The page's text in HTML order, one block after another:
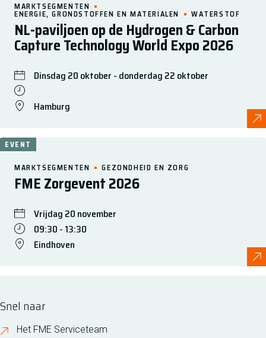
NL-paviljoen op de Hydrogen & Carbon
Capture Technology World Expo 2026
Dinsdag 20 oktober - donderdag 22 oktober
Hamburg
MARKTSEGMENTEN
ENERGIE, GRONDSTOFFEN EN MATERIALEN WATERSTOF
FME Zorgevent 2026
Vrijdag 20 november
09:30 - 13:30
Eindhoven
MARKTSEGMENTEN GEZONDHEID EN ZORG
EVENT
Snel naar
Het FME Serviceteam